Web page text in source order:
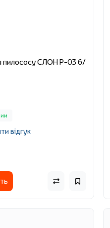
пилососу СЛОН P-03 б/
відгук